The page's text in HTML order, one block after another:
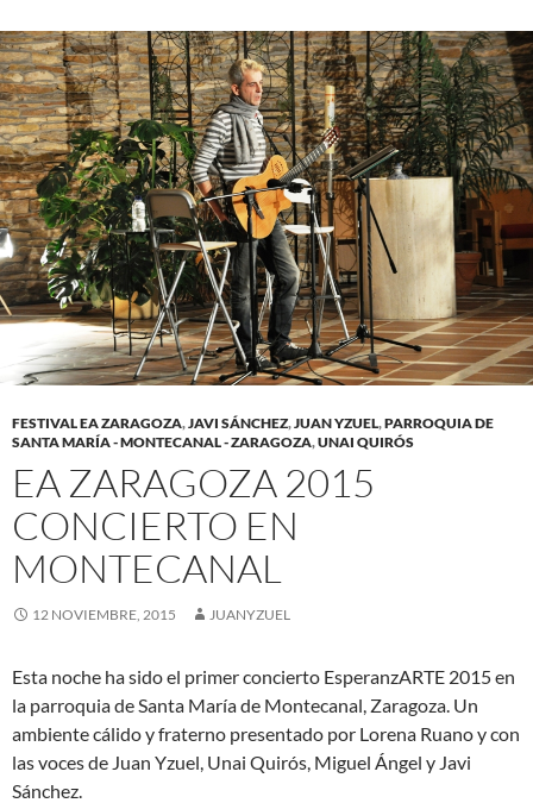
FESTIVAL EA ZARAGOZA,JAVI SÁNCHEZ,JUAN YZUEL,PARROQUIA DE
SANTA MARÍA - MONTECANAL - ZARAGOZA,UNAI QUIRÓS
EA ZARAGOZA 2015
CONCIERTO EN
MONTECANAL
12 NOVIEMBRE, 2015 JUANYZUEL
Esta noche ha sido el primer concierto EsperanzARTE 2015 en
la parroquia de Santa María de Montecanal, Zaragoza. Un
ambiente cálido y fraterno presentado por Lorena Ruano y con
las voces de Juan Yzuel, Unai Quirós, Miguel Ángel y Javi
Sánchez.